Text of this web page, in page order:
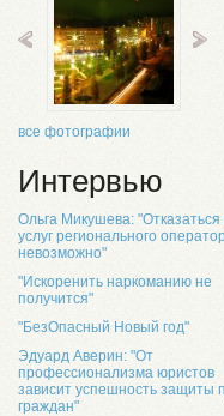
все фотографии
Интервью
Ольга Микушева: "Отказаться
услуг регионального
невозможно"
"Искоренить наркоманию не
получится"
"БезОпасный Новый год"
Эдуард Аверин: "От
профессионализма юристов
зависит успешность защиты
граждан"